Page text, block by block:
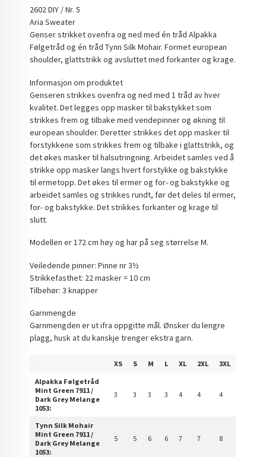
2602 DIY / Nr. 5
Aria Sweater
Genser strikket ovenfra og ned med én tråd Alpakka
Følgetråd og én tråd Tynn Silk Mohair. Formet european
shoulder, glattstrikk og avsluttet med forkanter og krage.
Informasjon om produktet
Genseren strikkes ovenfra og ned med 1 tråd av hver
kvalitet. Det legges opp masker til bakstykket som
strikkes frem og tilbake med vendepinner og økning til
european shoulder. Deretter strikkes det opp masker til
forstykkene som strikkes frem og tilbake i glattstrikk, og
det økes masker til halsutringning. Arbeidet samles ved å
strikke opp masker langs hvert forstykke og bakstykke
til ermetopp. Det økes til ermer og for- og bakstykke og
arbeidet samles og strikkes rundt, før det deles til ermer,
for- og bakstykke. Det strikkes forkanter og krage til
slutt.
Modellen er 172 cm høy og har på seg størrelse M.
Veiledende pinner: Pinne nr 3½
Strikkefasthet: 22 masker = 10 cm
Tilbehør: 3 knapper
Garnmengde
Garnmengden er ut ifra oppgitte mål. Ønsker du lengre
plagg, husk at du kanskje trenger ekstra garn.
XS S M L XL 2XL
3XL
Alpakka Følgetråd
Mint Green 7911 /
Dark Grey Melange
1053:
3 3 3 3 4 4 4
Tynn Silk Mohair
Mint Green 7911 /
Dark Grey Melange
1053:
5 5 6 6 7 7 8